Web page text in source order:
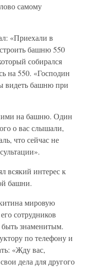
самому
«Приехали в
башню 550
собирался
на 550. «Господин
видеть башню при
на башню. Один
о вас слышали,
что сейчас не
всякий интерес к
башни.
мировую
сотрудников
знаменитым.
по телефону и
«Жду вас,
дела для другого